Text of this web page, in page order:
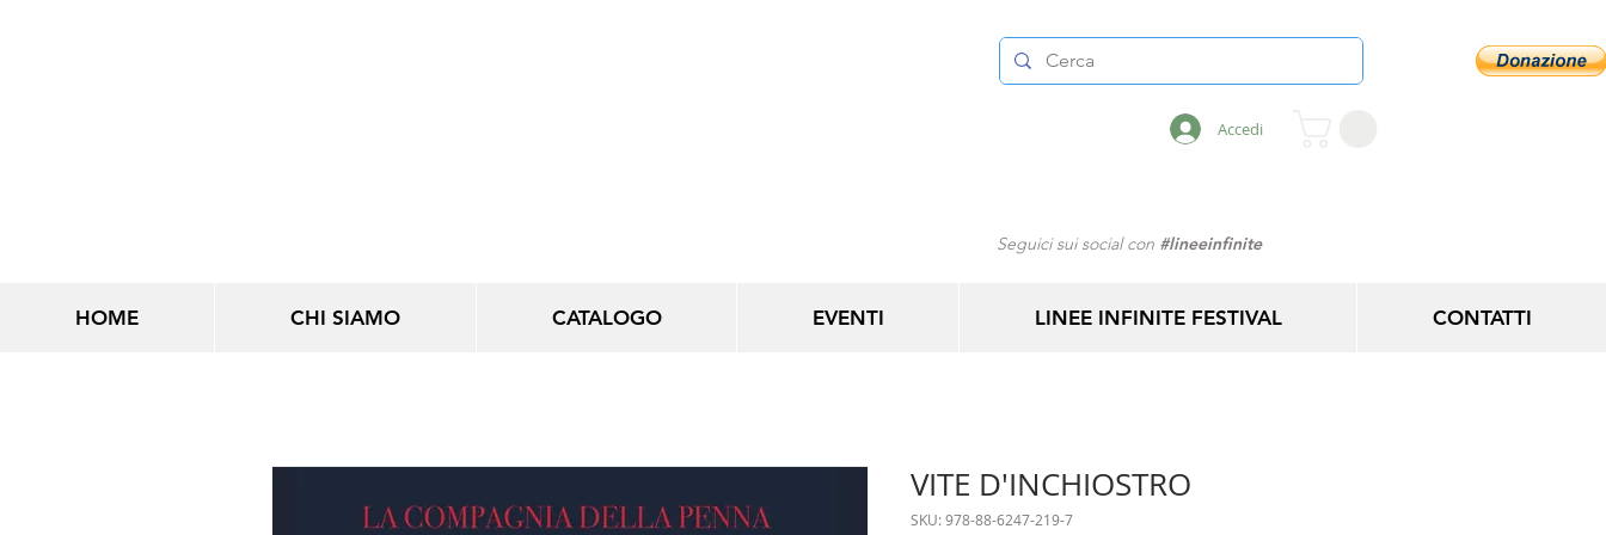
Accedi
Seguici sui social con #lineeinfinite
HOME CHI SIAMO CATALOGO EVENTI LINEE INFINITE FESTIVAL CONTATTI
VITE D'INCHIOSTRO
SKU: 978-88-6247-219-7